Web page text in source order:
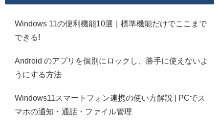
Windows 11の便利機能10選｜標準機能だけでここまで
できる!
Android のアプリを個別にロックし、勝手に使えないよ
うにする方法
Windows11スマートフォン連携の使い方解説 | PCでス
マホの通知・通話・ファイル管理